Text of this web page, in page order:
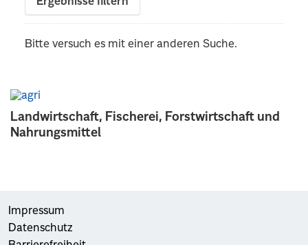
Landwirtschaft, Fischerei, Forstwirtschaft und
Nahrungsmittel
Bitte versuch es mit einer anderen Suche.
Impressum
Datenschutz